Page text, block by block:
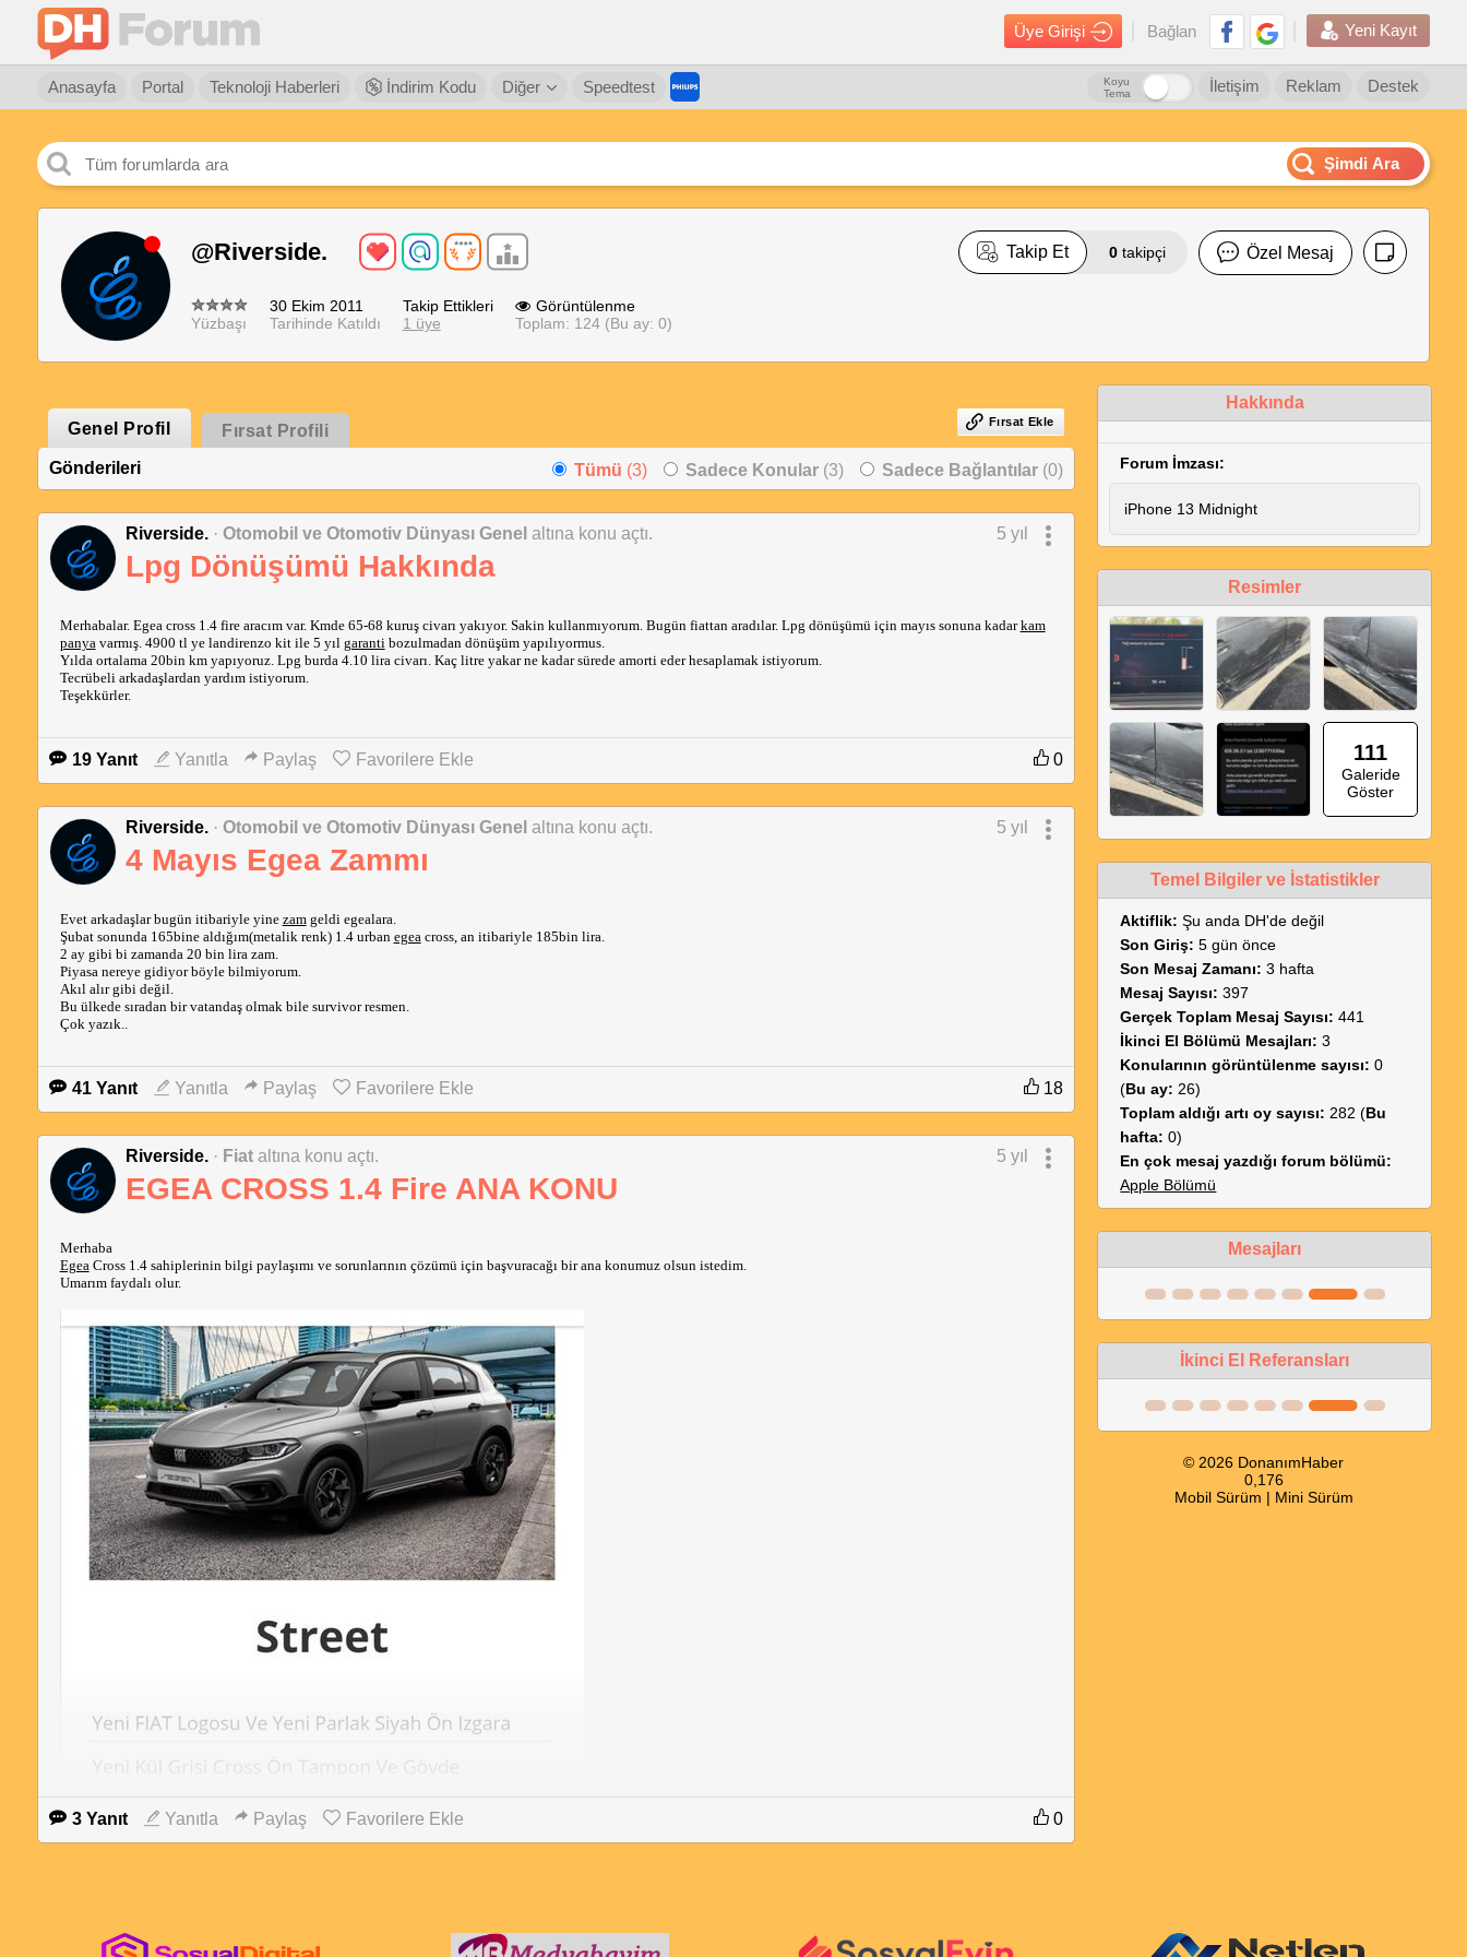
Üye Girişi Bağlan Yeni Kayıt
Anasayfa Portal Teknoloji Haberleri İndirim Kodu Diğer Speedtest Destek
Reklam
İletişim
Koyu
Tema
Şimdi Ara
@Riverside. Takip Et 0 takipçi Özel Mesaj
Yüzbaşı
30 Ekim 2011
Tarihinde Katıldı
Takip Ettikleri
1 üye
Görüntülenme
Toplam: 124 (Bu ay: 0)
Genel Profil Fırsat Profili Fırsat Ekle
Gönderileri Tümü (3) Sadece Konular (3) Sadece Bağlantılar (0)
Riverside. · Otomobil ve Otomotiv Dünyası Genel altına konu açtı. 5 yıl
Lpg Dönüşümü Hakkında
Merhabalar. Egea cross 1.4 fire aracım var. Kmde 65-68 kuruş civarı yakıyor. Sakin kullanmıyorum. Bugün fiattan aradılar. Lpg dönüşümü için mayıs sonuna kadar kam
panya varmış. 4900 tl ye landirenzo kit ile 5 yıl garanti bozulmadan dönüşüm yapılıyormus.
Yılda ortalama 20bin km yapıyoruz. Lpg burda 4.10 lira civarı. Kaç litre yakar ne kadar sürede amorti eder hesaplamak istiyorum.
Tecrübeli arkadaşlardan yardım istiyorum.
Teşekkürler.
19 Yanıt Yanıtla Paylaş Favorilere Ekle 0
Riverside. · Otomobil ve Otomotiv Dünyası Genel altına konu açtı. 5 yıl
4 Mayıs Egea Zammı
Evet arkadaşlar bugün itibariyle yine zam geldi egealara.
Şubat sonunda 165bine aldığım(metalik renk) 1.4 urban egea cross, an itibariyle 185bin lira.
2 ay gibi bi zamanda 20 bin lira zam.
Piyasa nereye gidiyor böyle bilmiyorum.
Akıl alır gibi değil.
Bu ülkede sıradan bir vatandaş olmak bile survivor resmen.
Çok yazık..
41 Yanıt Yanıtla Paylaş Favorilere Ekle 18
Riverside. · Fiat altına konu açtı. 5 yıl
EGEA CROSS 1.4 Fire ANA KONU
Merhaba
Egea Cross 1.4 sahiplerinin bilgi paylaşımı ve sorunlarının çözümü için başvuracağı bir ana konumuz olsun istedim.
Umarım faydalı olur.
3 Yanıt Yanıtla Paylaş Favorilere Ekle 0
Hakkında
Forum İmzası:
iPhone 13 Midnight
Resimler
111
Galeride
Göster
Temel Bilgiler ve İstatistikler
Aktiflik: Şu anda DH'de değil
Son Giriş: 5 gün önce
Son Mesaj Zamanı: 3 hafta
Mesaj Sayısı: 397
Gerçek Toplam Mesaj Sayısı: 441
İkinci El Bölümü Mesajları: 3
Konularının görüntülenme sayısı: 0
(Bu ay: 26)
Toplam aldığı artı oy sayısı: 282 (Bu
hafta: 0)
En çok mesaj yazdığı forum bölümü:
Apple Bölümü
Mesajları
İkinci El Referansları
© 2026 DonanımHaber
0,176
Mobil Sürüm | Mini Sürüm